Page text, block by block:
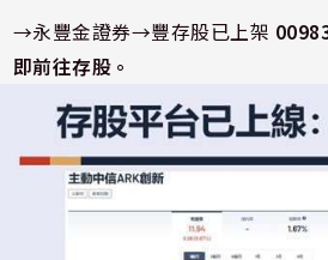
→永豐金證券→豐存股已上架
即前往存股。